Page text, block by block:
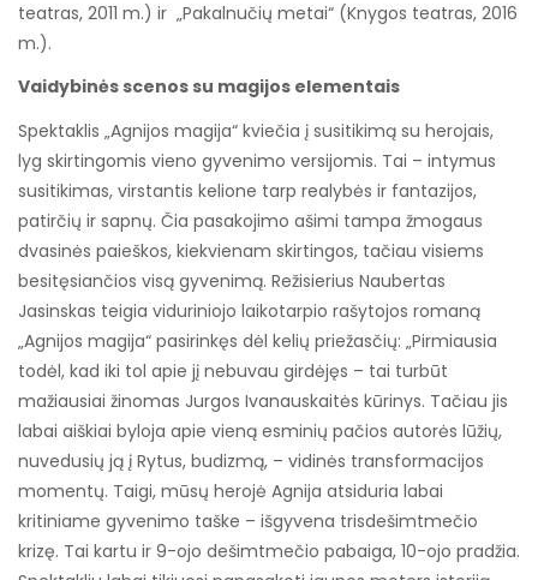
teatras, 2011 m.) ir „Pakalnučių metai“ (Knygos teatras, 2016
m.).
Vaidybinės scenos su magijos elementais
Spektaklis „Agnijos magija“ kviečia į susitikimą su herojais,
lyg skirtingomis vieno gyvenimo versijomis. Tai – intymus
susitikimas, virstantis kelione tarp realybės ir fantazijos,
patirčių ir sapnų. Čia pasakojimo ašimi tampa žmogaus
dvasinės paieškos, kiekvienam skirtingos, tačiau visiems
besitęsiančios visą gyvenimą. Režisierius Naubertas
Jasinskas teigia viduriniojo laikotarpio rašytojos romaną
„Agnijos magija“ pasirinkęs dėl kelių priežasčių: „Pirmiausia
todėl, kad iki tol apie jį nebuvau girdėjęs – tai turbūt
mažiausiai žinomas Jurgos Ivanauskaitės kūrinys. Tačiau jis
labai aiškiai byloja apie vieną esminių pačios autorės lūžių,
nuvedusių ją į Rytus, budizmą, – vidinės transformacijos
momentų. Taigi, mūsų herojė Agnija atsiduria labai
kritiniame gyvenimo taške – išgyvena trisdešimtmečio
krizę. Tai kartu ir 9-ojo dešimtmečio pabaiga, 10-ojo pradžia.